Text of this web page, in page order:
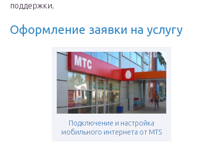
поддержки.
Оформление заявки на услугу
Подключение и настройка
мобильного интернета от MTS